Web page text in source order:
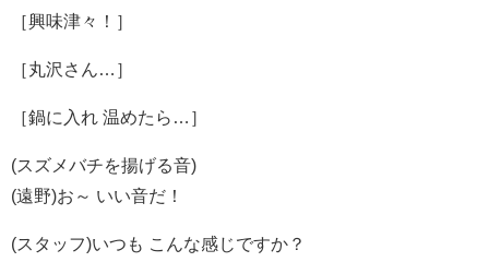
［興味津々！］
［丸沢さん…］
［鍋に入れ 温めたら…］
(スズメバチを揚げる音)
(遠野)お～ いい音だ！
(スタッフ)いつも こんな感じですか？